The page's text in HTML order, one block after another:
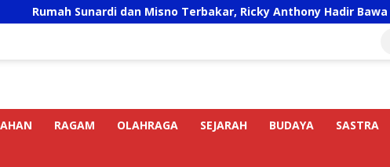
Sunardi dan Misno Terbakar, Ricky Anthony Hadir Bawa Bantuan
RAGAM OLAHRAGA SEJARAH BUDAYA SASTRA